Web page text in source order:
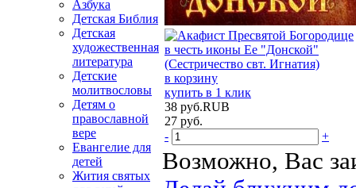
Азбука
Детская Библия
Детская
художественная
литература
Детские
молитвословы
Детям о
православной
вере
Евангелие для
детей
Жития святых
в корзину
купить в 1 клик
38 руб.RUB
27 руб.
-
+
Возможно, Вас